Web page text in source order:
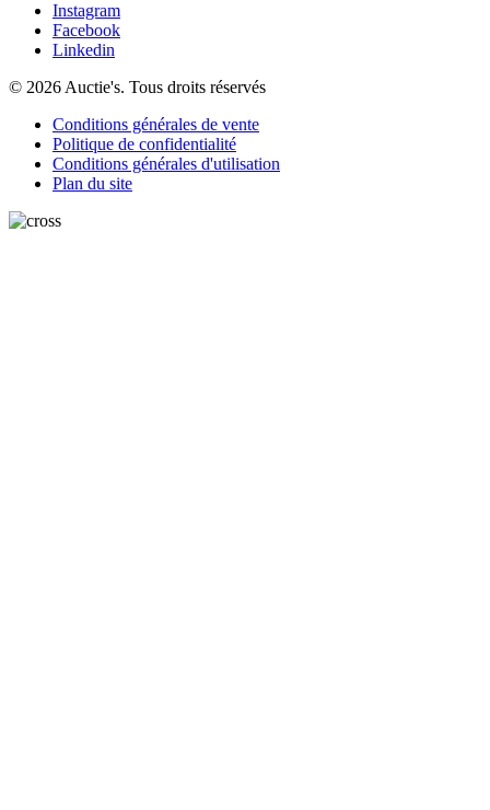
Instagram
Facebook
Linkedin
© 2026 Auctie's. Tous droits réservés
Conditions générales de vente
Politique de confidentialité
Conditions générales d'utilisation
Plan du site